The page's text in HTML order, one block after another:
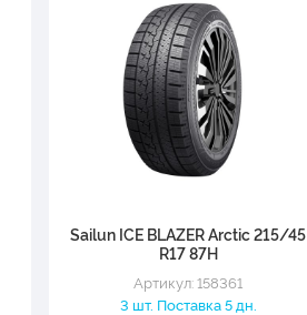
Sailun ICE BLAZER Arctic 215/45
R17 87H
Артикул: 158361
3 шт. Поставка 5 дн.